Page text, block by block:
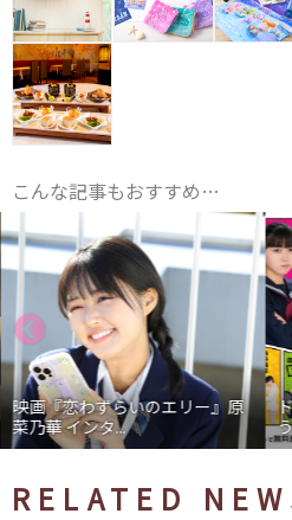
こんな記事もおすすめ…
映画『恋わずらいのエリー』原
菜乃華 インタ...
RELATED